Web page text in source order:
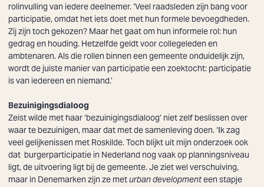
rolinvulling van iedere deelnemer. ‘Veel raadsleden zijn bang voor
participatie, omdat het iets doet met hun formele bevoegdheden.
Zij zijn toch gekozen? Maar het gaat om hun informele rol: hun
gedrag en houding. Hetzelfde geldt voor collegeleden en
ambtenaren. Als die rollen binnen een gemeente onduidelijk zijn,
wordt de juiste manier van participatie een zoektocht: participatie
is van iedereen en niemand.’
Bezuinigingsdialoog
Zeist wilde met haar ‘bezuinigingsdialoog’ niet zelf beslissen over
waar te bezuinigen, maar dat met de samenleving doen. ‘Ik zag
veel gelijkenissen met Roskilde. Toch blijkt uit mijn onderzoek ook
dat burgerparticipatie in Nederland nog vaak op planningsniveau
ligt, de uitvoering ligt bij de gemeente. Je ziet wel verschuiving,
maar in Denemarken zijn ze meturban developmenteen stapje